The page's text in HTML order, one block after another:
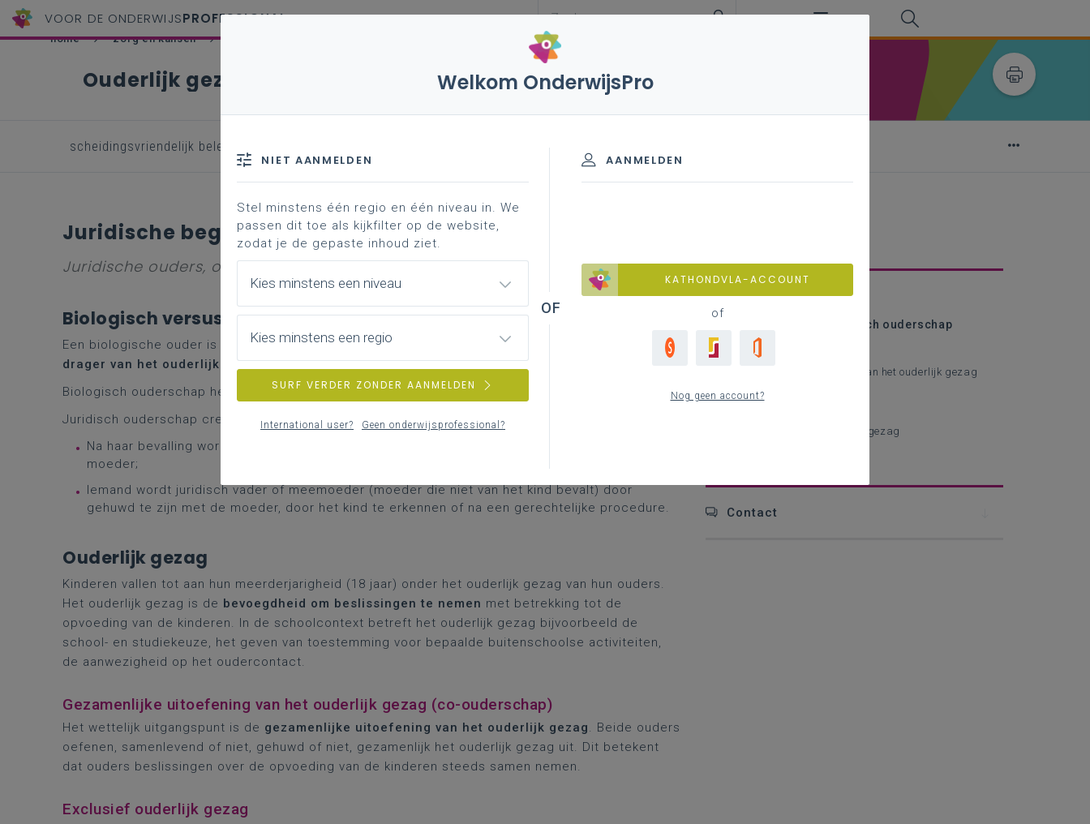
VOOR DE ONDERWIJSPROFESSIONAL
home zorg en kansen juridische begrippen
Ouderlijk gezag en echtscheiding
scheidingsvriendelijk beleid juridische begrippen
Juridische begrippen
Biologisch versus juridisch ouderschap
Gezamenlijke uitoefening van het ouderlijk gezag
Ontzetting uit het ouderlijk gezag
Contact
Juridische ouders, ouderlijk gezag en verblijfs- of omgangsregeling
Biologisch versus juridisch ouderschap
Een biologische ouder is niet altijd de juridische ouder van een kind. Enkel een juridische ouder is
drager van het ouderlijk gezag.
Biologisch ouderschap heeft te maken met degenetische bandtussen ouder en kind.
Juridisch ouderschap creëert eenwettelijke afstammingsbandmet het kind:
Na haar bevalling wordt de vrouw normaal gezien op basis van de geboorteakte juridisch
moeder;
Iemand wordt juridisch vader of meemoeder (moeder die niet van het kind bevalt) door
gehuwd te zijn met de moeder, door het kind te erkennen of na een gerechtelijke procedure.
Ouderlijk gezag
Kinderen vallen tot aan hun meerderjarigheid (18 jaar) onder het ouderlijk gezag van hun ouders.
Het ouderlijk gezag is de bevoegdheid om beslissingen te nemen met betrekking tot de
opvoeding van de kinderen. In de schoolcontext betreft het ouderlijk gezag bijvoorbeeld de
school- en studiekeuze, het geven van toestemming voor bepaalde buitenschoolse activiteiten,
de aanwezigheid op het oudercontact.
Gezamenlijke uitoefening van het ouderlijk gezag (co-ouderschap)
Het wettelijk uitgangspunt is de gezamenlijke uitoefening van het ouderlijk gezag. Beide ouders
oefenen, samenlevend of niet, gehuwd of niet, gezamenlijk het ouderlijk gezag uit. Dit betekent
dat ouders beslissingen over de opvoeding van de kinderen steeds samen nemen.
Exclusief ouderlijk gezag
Welkom OnderwijsPro
AANMELDEN
KATHONDVLA-ACCOUNT
of
Nog geen account?
NIET AANMELDEN
Stel minstens één regio en één niveau in. We
passen dit toe als kijkfilter op de website,
zodat je de gepaste inhoud ziet.
Kies minstens een niveau
Kies minstens een regio
SURF VERDER ZONDER AANMELDEN
International user? Geen onderwijsprofessional?